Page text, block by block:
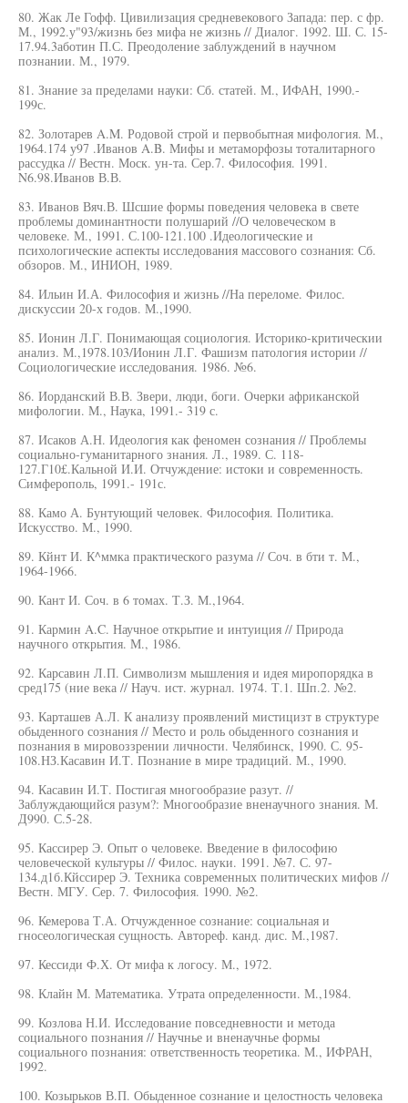
80. Жак Ле Гофф. Цивилизация средневекового Запада: пер. с фр.
М., 1992.у"93/жизнь без мифа не жизнь // Диалог. 1992. Ш. С. 15-
17.94.3аботин П.С. Преодоление заблуждений в научном
познании. М., 1979.
81. Знание за пределами науки: Сб. статей. М., ИФАН, 1990.-
199с.
82. Золотарев A.M. Родовой строй и первобытная мифология. М.,
1964.174 у97 .Иванов A.B. Мифы и метаморфозы тоталитарного
рассудка // Вестн. Моск. ун-та. Сер.7. Философия. 1991.
N6.98.Иванов В.В.
83. Иванов Вяч.В. Шсшие формы поведения человека в свете
проблемы доминантности полушарий //О человеческом в
человеке. М., 1991. С.100-121.100 .Идеологические и
психологические аспекты исследования массового сознания: Сб.
обзоров. М., ИНИОН, 1989.
84. Ильин И.А. Философия и жизнь //На переломе. Филос.
дискуссии 20-х годов. М.,1990.
85. Ионин Л.Г. Понимающая социология. Историко-критическии
анализ. М.,1978.103/Ионин Л.Г. Фашизм патология истории //
Социологические исследования. 1986. №6.
86. Иорданский В.В. Звери, люди, боги. Очерки африканской
мифологии. М., Наука, 1991.- 319 с.
87. Исаков А.Н. Идеология как феномен сознания // Проблемы
социально-гуманитарного знания. Л., 1989. С. 118-
127.Г10£.Кальной И.И. Отчуждение: истоки и современность.
Симферополь, 1991.- 191с.
88. Камо А. Бунтующий человек. Философия. Политика.
Искусство. М., 1990.
89. Кйнт И. К^ммка практического разума // Соч. в бти т. М.,
1964-1966.
90. Кант И. Соч. в 6 томах. Т.З. М.,1964.
91. Кармин A.C. Научное открытие и интуиция // Природа
научного открытия. М., 1986.
92. Карсавин Л.П. Символизм мышления и идея миропорядка в
сред175 (ние века // Науч. ист. журнал. 1974. Т.1. Шп.2. №2.
93. Карташев А.Л. К анализу проявлений мистицизт в структуре
обыденного сознания // Место и роль обыденного сознания и
познания в мировоззрении личности. Челябинск, 1990. С. 95-
108.НЗ.Касавин И.Т. Познание в мире традиций. М., 1990.
94. Касавин И.Т. Постигая многообразие разут. //
Заблуждающийся разум?: Многообразие вненаучного знания. М.
Д990. С.5-28.
95. Кассирер Э. Опыт о человеке. Введение в философию
человеческой культуры // Филос. науки. 1991. №7. С. 97-
134.д1б.Кйссирер Э. Техника современных политических мифов //
Вестн. МГУ. Сер. 7. Философия. 1990. №2.
96. Кемерова Т.А. Отчужденное сознание: социальная и
гносеологическая сущность. Автореф. канд. дис. М.,1987.
97. Кессиди Ф.Х. От мифа к логосу. М., 1972.
98. Клайн М. Математика. Утрата определенности. М.,1984.
99. Козлова Н.И. Исследование повседневности и метода
социального познания // Научнье и вненаучнье формы
социального познания: ответственность теоретика. М., ИФРАН,
1992.
100. Козырьков В.П. Обыденное сознание и целостность человека